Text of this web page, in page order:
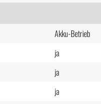
Akku-Betrieb
ja
ja
ja